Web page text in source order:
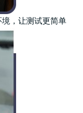
，让测试更简单